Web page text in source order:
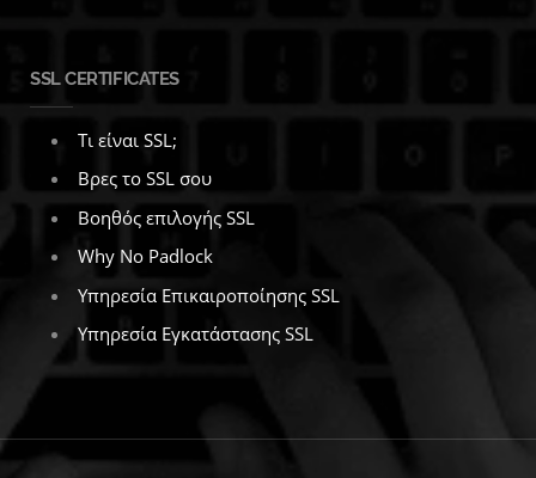
SSL CERTIFICATES
Τι είναι SSL;
Βρες το SSL σου
Βοηθός επιλογής SSL
Why No Padlock
Υπηρεσία Επικαιροποίησης SSL
Υπηρεσία Εγκατάστασης SSL